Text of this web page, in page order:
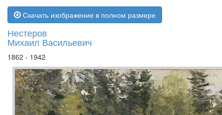
Скачать изображение в полном размере
Нестеров
Михаил Васильевич
1862 - 1942